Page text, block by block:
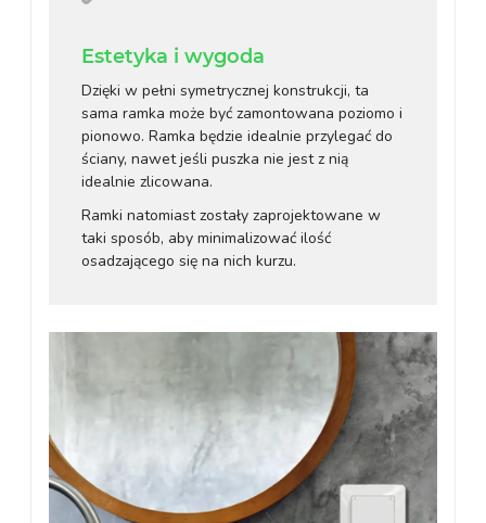
Estetyka i wygoda
Dzięki w pełni symetrycznej konstrukcji, ta
sama ramka może być zamontowana poziomo i
pionowo. Ramka będzie idealnie przylegać do
ściany, nawet jeśli puszka nie jest z nią
idealnie zlicowana.
Ramki natomiast zostały zaprojektowane w
taki sposób, aby minimalizować ilość
osadzającego się na nich kurzu.